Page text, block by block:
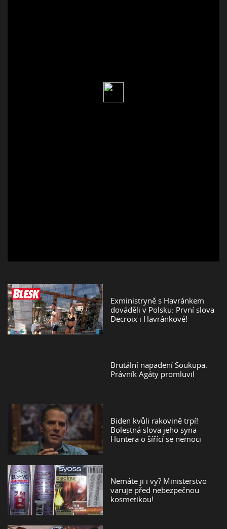
Exministryně s Havránkem
dováděli v Polsku: První slova
Decroix i Havránkové!
Brutální napadení Soukupa.
Právník Agáty promluvil
Biden kvůli rakovině trpí!
Bolestná slova jeho syna
Huntera o šířící se nemoci
Nemáte ji i vy? Ministerstvo
varuje před nebezpečnou
kosmetikou!